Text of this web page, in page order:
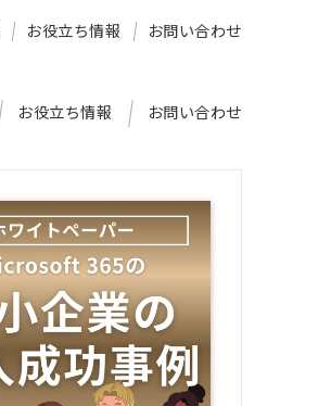
お役立ち情報 お問い合わせ
お役立ち情報 お問い合わせ